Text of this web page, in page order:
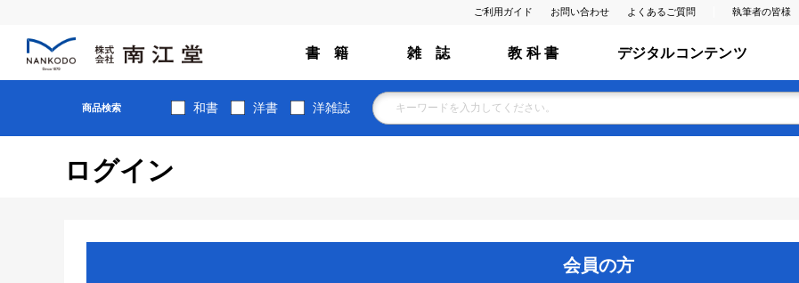
ご利用ガイド お問い合わせ よくあるご質問 執筆者の皆様
書 籍 雑 誌 教 科 書 デジタルコンテンツ
商品検索 和書 洋書 洋雑誌
ログイン
会員の方